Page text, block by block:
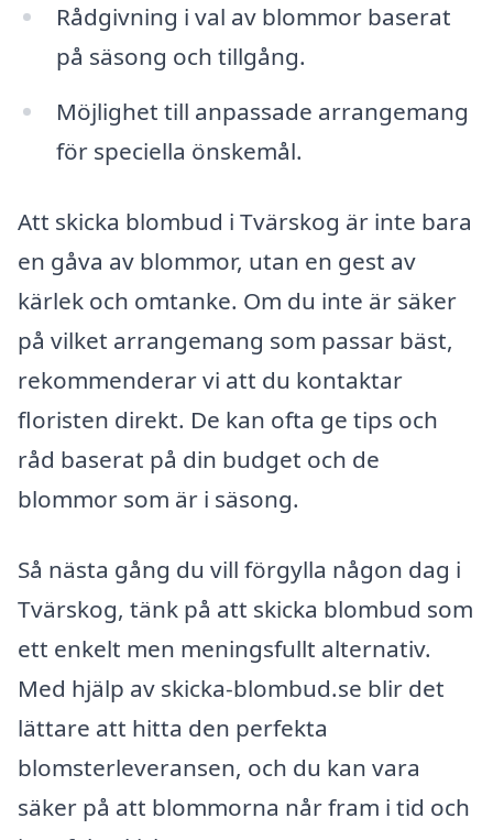
Rådgivning i val av blommor baserat
på säsong och tillgång.
Möjlighet till anpassade arrangemang
för speciella önskemål.
Att skicka blombud i Tvärskog är inte bara
en gåva av blommor, utan en gest av
kärlek och omtanke. Om du inte är säker
på vilket arrangemang som passar bäst,
rekommenderar vi att du kontaktar
floristen direkt. De kan ofta ge tips och
råd baserat på din budget och de
blommor som är i säsong.
Så nästa gång du vill förgylla någon dag i
Tvärskog, tänk på att skicka blombud som
ett enkelt men meningsfullt alternativ.
Med hjälp av skicka-blombud.se blir det
lättare att hitta den perfekta
blomsterleveransen, och du kan vara
säker på att blommorna når fram i tid och